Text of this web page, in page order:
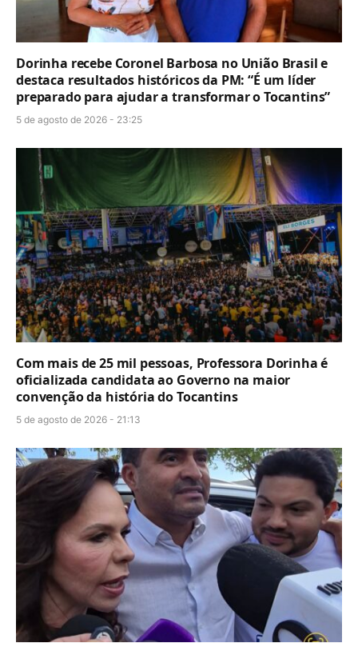
Dorinha recebe Coronel Barbosa no União Brasil e
destaca resultados históricos da PM: “É um líder
preparado para ajudar a transformar o Tocantins”
5 de agosto de 2026 - 23:25
Com mais de 25 mil pessoas, Professora Dorinha é
oficializada candidata ao Governo na maior
convenção da história do Tocantins
5 de agosto de 2026 - 21:13